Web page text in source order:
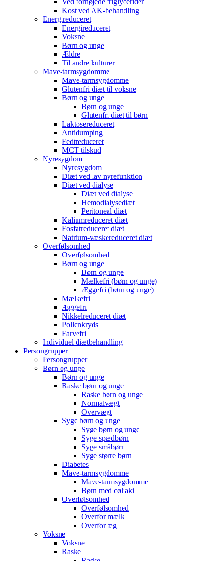
Ved forhøjede triglycerider
Kost ved AK-behandling
Energireduceret
Energireduceret
Voksne
Børn og unge
Ældre
Til andre kulturer
Mave-tarmsygdomme
Mave-tarmsygdomme
Glutenfri diæt til voksne
Børn og unge
Børn og unge
Glutenfri diæt til børn
Laktosereduceret
Antidumping
Fedtreduceret
MCT tilskud
Nyresygdom
Nyresygdom
Diæt ved lav nyrefunktion
Diæt ved dialyse
Diæt ved dialyse
Hemodialysediæt
Peritoneal diæt
Kaliumreduceret diæt
Fosfatreduceret diæt
Natrium-væskereduceret diæt
Overfølsomhed
Overfølsomhed
Børn og unge
Børn og unge
Mælkefri (børn og unge)
Æggefri (børn og unge)
Mælkefri
Æggefri
Nikkelreduceret diæt
Pollenkryds
Farvefri
Individuel diætbehandling
Persongrupper
Persongrupper
Børn og unge
Børn og unge
Raske børn og unge
Raske børn og unge
Normalvægt
Overvægt
Syge børn og unge
Syge børn og unge
Syge spædbørn
Syge småbørn
Syge større børn
Diabetes
Mave-tarmsygdomme
Mave-tarmsygdomme
Børn med cøliaki
Overfølsomhed
Overfølsomhed
Overfor mælk
Overfor æg
Voksne
Voksne
Raske